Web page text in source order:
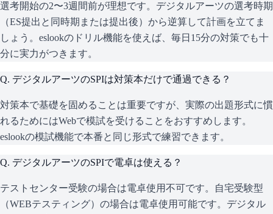
選考開始の2〜3週間前が理想です。デジタルアーツの選考時期
（ES提出と同時期または提出後）から逆算して計画を立てま
しょう。eslookのドリル機能を使えば、毎日15分の対策でも十
分に実力がつきます。
Q. デジタルアーツのSPIは対策本だけで通過できる？
対策本で基礎を固めることは重要ですが、実際の出題形式に慣
れるためにはWebで模試を受けることをおすすめします。
eslookの模試機能で本番と同じ形式で練習できます。
Q. デジタルアーツのSPIで電卓は使える？
テストセンター受験の場合は電卓使用不可です。自宅受験型
（WEBテスティング）の場合は電卓使用可能です。デジタル